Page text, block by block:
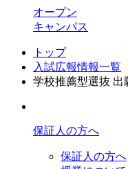
オープン
キャンパス
トップ
入試広報情報一覧
学校推薦型選抜 出
保証人の方へ
保証人の方へ